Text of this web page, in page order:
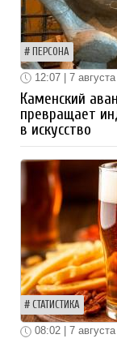
ПЕРСОНА
12:07 | 7 августа
Каменский
превращает
в искусство
СТАТИСТИКА
08:02 | 7 августа